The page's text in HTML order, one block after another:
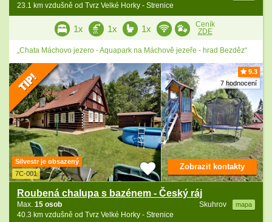
23.1 km vzdušně od Tvrz Velké Horky - Strenice
1x 1x 1x
Ceník
ZDE
„Chata Máchovo jezero - Aquapark na Máchově jezeře - hrad Bezděz“
9.3
7 hodnocení
Silvestr je obsazený
7C-001
Roubená chalupa s bazénem - Český ráj
Skuhrov mapa
Max. 15 osob
40.3 km vzdušně od Tvrz Velké Horky - Strenice
Zobrazit kontakty